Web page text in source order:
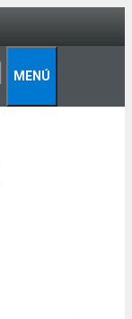
MENÚ